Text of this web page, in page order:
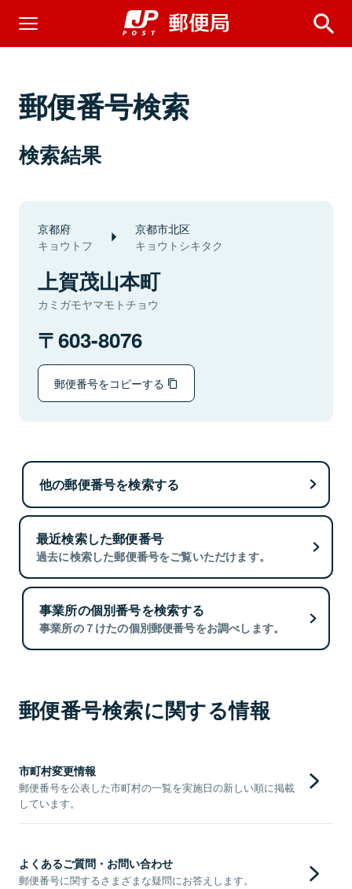
郵便番号検索
検索結果
京都府
キョウトフ
京都市北区
キョウトシキタク
上賀茂山本町
カミガモヤマモトチョウ
603-8076
郵便番号をコピーする
他の郵便番号を検索する
最近検索した郵便番号
過去に検索した郵便番号をご覧いただけます。
事業所の個別番号を検索する
事業所の７けたの個別郵便番号をお調べします。
郵便番号検索に関する情報
市町村変更情報
郵便番号を公表した市町村の一覧を実施日の新しい順に掲載
しています。
よくあるご質問・お問い合わせ
郵便番号に関するさまざまな疑問にお答えします。